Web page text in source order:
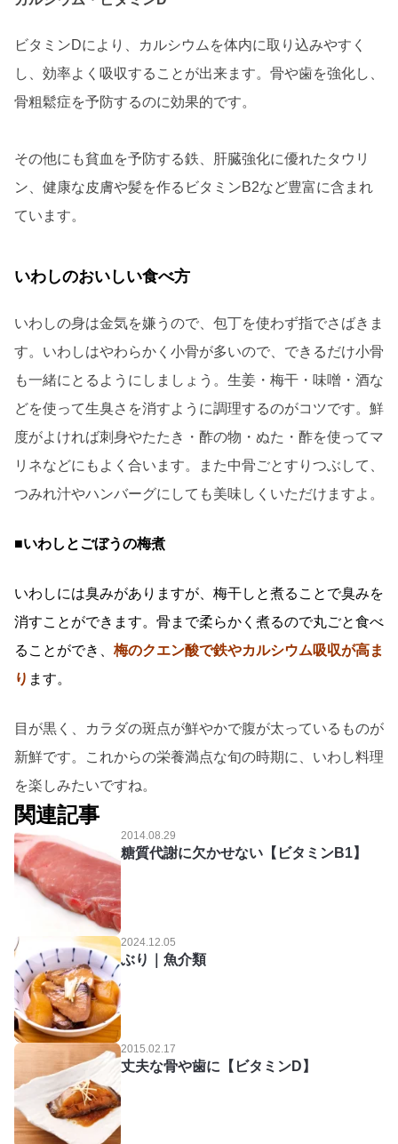
ビタミンDにより、カルシウムを体内に取り込みやすく
し、効率よく吸収することが出来ます。骨や歯を強化し、
骨粗鬆症を予防するのに効果的です。
その他にも貧血を予防する鉄、肝臓強化に優れたタウリ
ン、健康な皮膚や髪を作るビタミンB2など豊富に含まれ
ています。
いわしのおいしい食べ方
いわしの身は金気を嫌うので、包丁を使わず指でさばきま
す。いわしはやわらかく小骨が多いので、できるだけ小骨
も一緒にとるようにしましょう。生姜・梅干・味噌・酒な
どを使って生臭さを消すように調理するのがコツです。鮮
度がよければ刺身やたたき・酢の物・ぬた・酢を使ってマ
リネなどにもよく合います。また中骨ごとすりつぶして、
つみれ汁やハンバーグにしても美味しくいただけますよ。
■いわしとごぼうの梅煮
いわしには臭みがありますが、梅干しと煮ることで臭みを
消すことができます。骨まで柔らかく煮るので丸ごと食べ
ることができ、 梅のクエン酸で鉄やカルシウム吸収が高ま
り ます。
目が黒く、カラダの斑点が鮮やかで腹が太っているものが
新鮮です。これからの栄養満点な旬の時期に、いわし料理
を楽しみたいですね。
関連記事
2014.08.29
糖質代謝に欠かせない【ビタミンB1】
2024.12.05
ぶり｜魚介類
2015.02.17
丈夫な骨や歯に【ビタミンD】